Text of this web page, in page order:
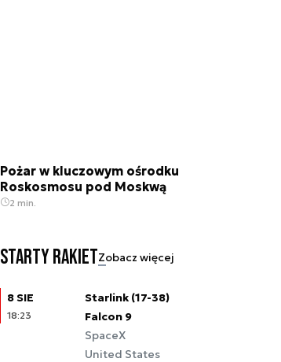
Pożar w kluczowym ośrodku
Roskosmosu pod Moskwą
2 min.
Starty rakietZobacz więcej
8 SIE
18:23
Starlink (17-38)
Falcon 9
SpaceX
United States